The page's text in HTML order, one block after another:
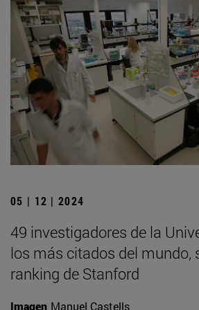
05 | 12 | 2024
49 investigadores de la
los más citados del mundo,
ranking de Stanford
Imagen Manuel Castells